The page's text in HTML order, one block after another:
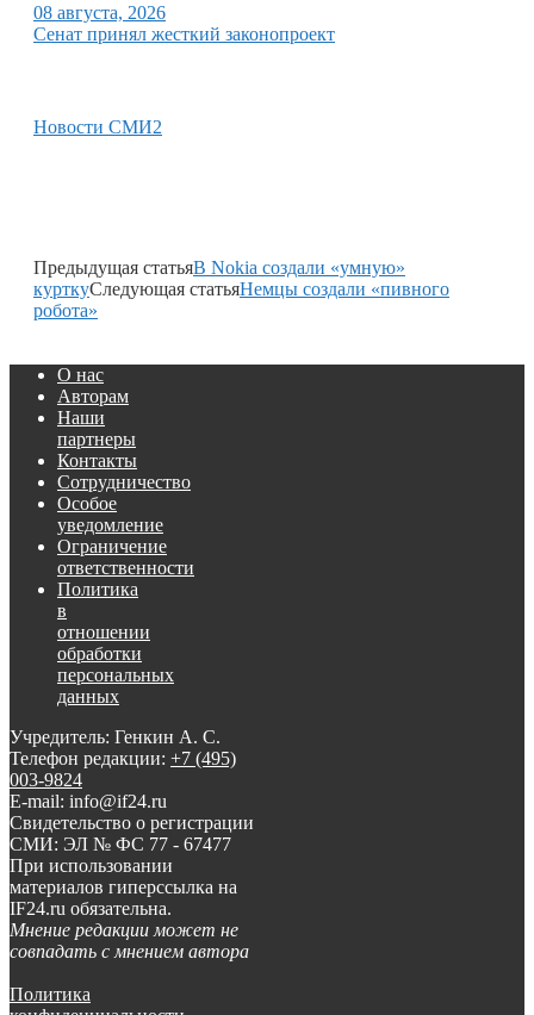
08 августа, 2026
Сенат принял жесткий законопроект
Новости СМИ2
Предыдущая статьяВ Nokia создали «умную»
курткуСледующая статьяНемцы создали «пивного
робота»
О нас
Авторам
Наши
партнеры
Контакты
Сотрудничество
Особое
уведомление
Ограничение
ответственности
Политика
в
отношении
обработки
персональных
данных
Учредитель: Генкин А. С.
Телефон редакции: +7 (495)
003-9824
E-mail: info@if24.ru
Свидетельство о регистрации
СМИ: ЭЛ № ФС 77 - 67477
При использовании
материалов гиперссылка на
IF24.ru обязательна.
Мнение редакции может не
совпадать с мнением автора
Политика